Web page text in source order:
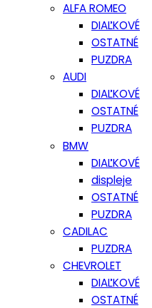
ALFA ROMEO
DIAĽKOVÉ
OSTATNÉ
PUZDRA
AUDI
DIAĽKOVÉ
OSTATNÉ
PUZDRA
BMW
DIAĽKOVÉ
displeje
OSTATNÉ
PUZDRA
CADILAC
PUZDRA
CHEVROLET
DIAĽKOVÉ
OSTATNÉ